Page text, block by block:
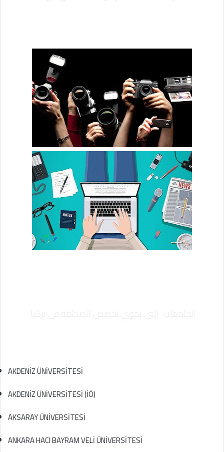
AKDENİZ ÜNİVERSİTESİ
AKDENİZ ÜNİVERSİTESİ (İÖ)
AKSARAY ÜNİVERSİTESİ
ANKARA HACI BAYRAM VELİ ÜNİVERSİTESİ